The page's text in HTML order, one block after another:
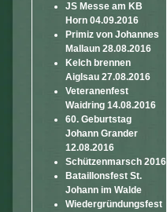
JS Messe am KB
Horn 04.09.2016
Primiz von Johannes
Mallaun 28.08.2016
Kelch brennen
Aiglsau 27.08.2016
Veteranenfest
Waidring 14.08.2016
60. Geburtstag
Johann Grander
12.08.2016
Schützenmarsch 2016
Bataillonsfest St.
Johann im Walde
Wiedergründungsfest